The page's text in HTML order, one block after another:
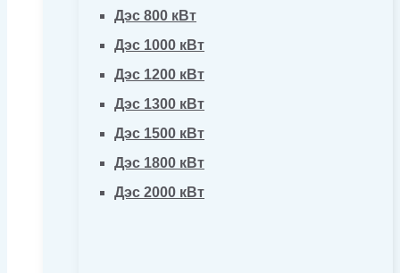
Дэс 800 кВт
Дэс 1000 кВт
Дэс 1200 кВт
Дэс 1300 кВт
Дэс 1500 кВт
Дэс 1800 кВт
Дэс 2000 кВт